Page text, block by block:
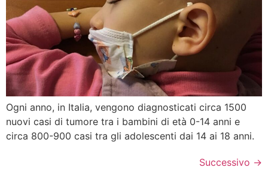
Ogni anno, in Italia, vengono diagnosticati circa 1500
nuovi casi di tumore tra i bambini di età 0-14 anni e
circa 800-900 casi tra gli adolescenti dai 14 ai 18 anni.
Successivo →